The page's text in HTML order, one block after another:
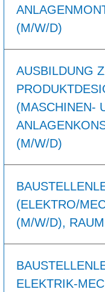
(M/W/D)
AUSBILDUNG
(MASCHINEN-
(M/W/D)
(ELEKTRO/
(M/W/D),
ELEKTRIK-